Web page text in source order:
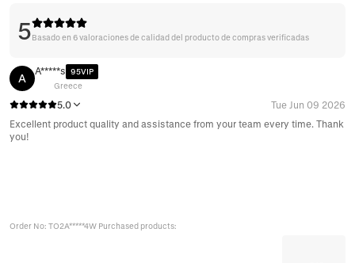
5Basado en 6 valoraciones de calidad del producto de compras verificadas
A
A*****s 95VIP
Greece
5.0
Tue Jun 09 2026
Excellent product quality and assistance from your team every time. Thank
you!
Order No: TO2A*****4W Purchased products: